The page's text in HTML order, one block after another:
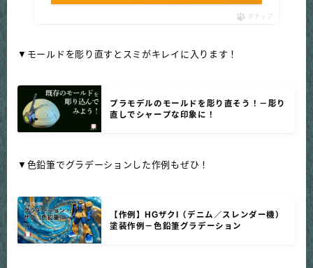
ポチップ
▼モールドを彫り直すとスミがキレイに入ります！
プラモデルのモールドを彫り直そう！－彫り
直しでシャープな印象に！
▼色鉛筆でグラデーションした作例もぜひ！
【作例】HGザクI（デニム／スレンダー機）
塗装作例－色鉛筆グラデーション